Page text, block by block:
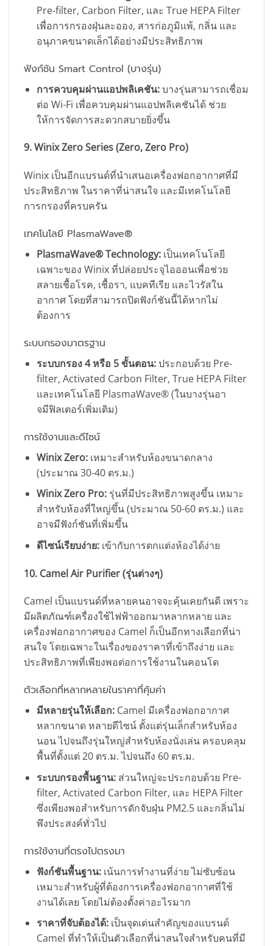
Pre-filter, Carbon Filter, และ True HEPA Filter
เพื่อการกรองฝุ่นละออง, สารก่อภูมิแพ้, กลิ่น และ
อนุภาคขนาดเล็กได้อย่างมีประสิทธิภาพ
ฟังก์ชัน Smart Control (บางรุ่น)
การควบคุมผ่านแอปพลิเคชัน:บางรุ่นสามารถเชื่อม
ต่อ Wi-Fi เพื่อควบคุมผ่านแอปพลิเคชันได้ ช่วย
ให้การจัดการสะดวกสบายยิ่งขึ้น
9. Winix Zero Series (Zero, Zero Pro)
Winix เป็นอีกแบรนด์ที่นำเสนอเครื่องฟอกอากาศที่มี
ประสิทธิภาพ ในราคาที่น่าสนใจ และมีเทคโนโลยี
การกรองที่ครบครัน
เทคโนโลยี PlasmaWave®
PlasmaWave® Technology:เป็นเทคโนโลยี
เฉพาะของ Winix ที่ปล่อยประจุไอออนเพื่อช่วย
สลายเชื้อโรค, เชื้อรา, แบคทีเรีย และไวรัสใน
อากาศ โดยที่สามารถปิดฟังก์ชันนี้ได้หากไม่
ต้องการ
ระบบกรองมาตรฐาน
ระบบกรอง 4 หรือ 5 ขั้นตอน:ประกอบด้วย Pre-
filter, Activated Carbon Filter, True HEPA Filter
และเทคโนโลยี PlasmaWave® (ในบางรุ่นอา
จมีฟิลเตอร์เพิ่มเติม)
การใช้งานและดีไซน์
Winix Zero:เหมาะสำหรับห้องขนาดกลาง
(ประมาณ 30-40 ตร.ม.)
Winix Zero Pro:รุ่นที่มีประสิทธิภาพสูงขึ้น เหมาะ
สำหรับห้องที่ใหญ่ขึ้น (ประมาณ 50-60 ตร.ม.) และ
อาจมีฟังก์ชันที่เพิ่มขึ้น
ดีไซน์เรียบง่าย:เข้ากับการตกแต่งห้องได้ง่าย
10. Camel Air Purifier (รุ่นต่างๆ)
Camel เป็นแบรนด์ที่หลายคนอาจจะคุ้นเคยกันดี เพราะ
มีผลิตภัณฑ์เครื่องใช้ไฟฟ้าออกมาหลากหลาย และ
เครื่องฟอกอากาศของ Camel ก็เป็นอีกทางเลือกที่น่า
สนใจ โดยเฉพาะในเรื่องของราคาที่เข้าถึงง่าย และ
ประสิทธิภาพที่เพียงพอต่อการใช้งานในคอนโด
ตัวเลือกที่หลากหลายในราคาที่คุ้มค่า
มีหลายรุ่นให้เลือก:Camel มีเครื่องฟอกอากาศ
หลากขนาด หลายดีไซน์ ตั้งแต่รุ่นเล็กสำหรับห้อง
นอน ไปจนถึงรุ่นใหญ่สำหรับห้องนั่งเล่น ครอบคลุม
พื้นที่ตั้งแต่ 20 ตร.ม. ไปจนถึง 60 ตร.ม.
ระบบกรองพื้นฐาน:ส่วนใหญ่จะประกอบด้วย Pre-
filter, Activated Carbon Filter, และ HEPA Filter
ซึ่งเพียงพอสำหรับการดักจับฝุ่น PM2.5 และกลิ่นไม่
พึงประสงค์ทั่วไป
การใช้งานที่ตรงไปตรงมา
ฟังก์ชันพื้นฐาน:เน้นการทำงานที่ง่าย ไม่ซับซ้อน
เหมาะสำหรับผู้ที่ต้องการเครื่องฟอกอากาศที่ใช้
งานได้เลย โดยไม่ต้องตั้งค่าอะไรมาก
ราคาที่จับต้องได้:เป็นจุดเด่นสำคัญของแบรนด์
Camel ที่ทำให้เป็นตัวเลือกที่น่าสนใจสำหรับคนที่มี